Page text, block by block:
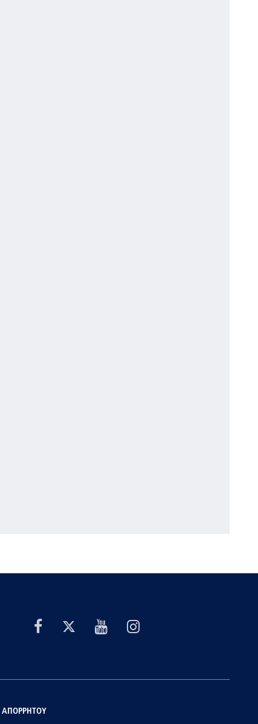
ΑΠΟΡΡΗΤΟΥ